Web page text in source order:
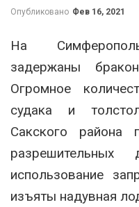
Опубликовано Фев 16, 2021
На
задержаны
Огромное
судака и
Сакского района
использование
изъяты надувная